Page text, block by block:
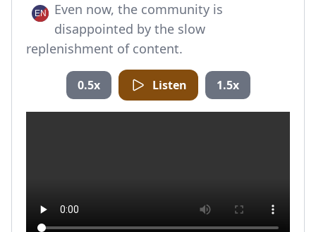
Even now, the community is
disappointed by the slow
replenishment of content.
0.5x Listen 1.5x